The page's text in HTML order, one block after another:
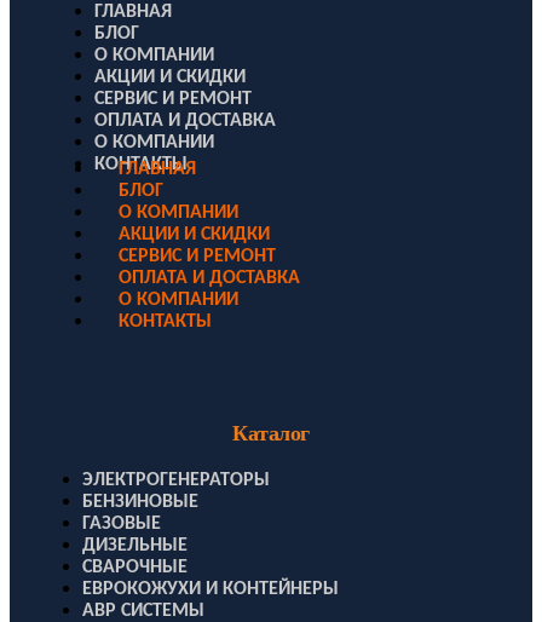
ГЛАВНАЯ
БЛОГ
О КОМПАНИИ
АКЦИИ И СКИДКИ
СЕРВИС И РЕМОНТ
ОПЛАТА И ДОСТАВКА
О КОМПАНИИ
КОНТАКТЫ
ГЛАВНАЯ
БЛОГ
О КОМПАНИИ
АКЦИИ И СКИДКИ
СЕРВИС И РЕМОНТ
ОПЛАТА И ДОСТАВКА
О КОМПАНИИ
КОНТАКТЫ
Каталог
ЭЛЕКТРОГЕНЕРАТОРЫ
БЕНЗИНОВЫЕ
ГАЗОВЫЕ
ДИЗЕЛЬНЫЕ
СВАРОЧНЫЕ
ЕВРОКОЖУХИ И КОНТЕЙНЕРЫ
АВР СИСТЕМЫ